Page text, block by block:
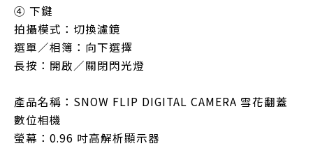
④ 下鍵
拍攝模式：切換濾鏡
選單／相簿：向下選擇
長按：開啟／關閉閃光燈
產品名稱：SNOW FLIP DIGITAL CAMERA 雪花翻蓋
數位相機
螢幕：0.96 吋高解析顯示器